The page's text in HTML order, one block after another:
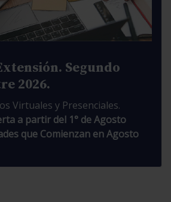
Segundo
2026.
Virtuales y Presenciales.
a partir del 1° de Agosto
que Comienzan en Agosto